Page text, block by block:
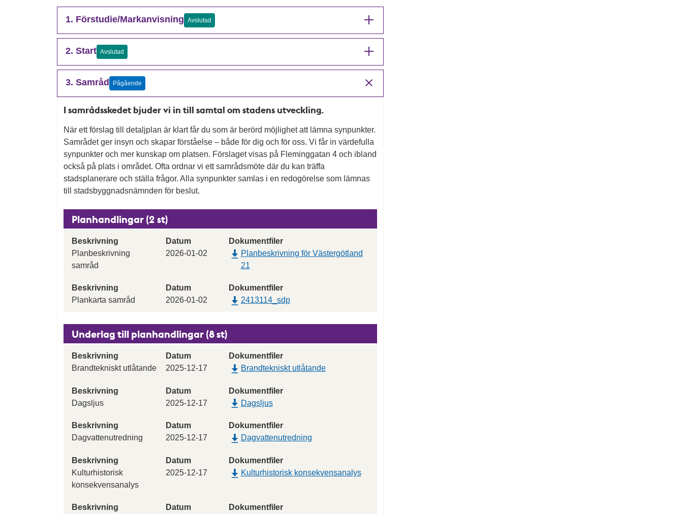
1. Förstudie/Markanvisning Avslutad
2. Start Avslutad
3. Samråd Pågående
I samrådsskedet bjuder vi in till samtal om stadens utveckling.
När ett förslag till detaljplan är klart får du som är berörd möjlighet att lämna synpunkter.
Samrådet ger insyn och skapar förståelse – både för dig och för oss. Vi får in värdefulla
synpunkter och mer kunskap om platsen. Förslaget visas på Fleminggatan 4 och ibland
också på plats i området. Ofta ordnar vi ett samrådsmöte där du kan träffa
stadsplanerare och ställa frågor. Alla synpunkter samlas i en redogörelse som lämnas
till stadsbyggnadsnämnden för beslut.
Planhandlingar (2 st)
Beskrivning
Planbeskrivning
samråd
Datum
2026-01-02
Dokumentfiler
Planbeskrivning för Västergötland
21
Beskrivning
Plankarta samråd
Datum
2026-01-02
Dokumentfiler
2413114_sdp
Underlag till planhandlingar (8 st)
Beskrivning
Brandtekniskt utlåtande
Datum
2025-12-17
Dokumentfiler
Brandtekniskt utlåtande
Beskrivning
Dagsljus
Datum
2025-12-17
Dokumentfiler
Dagsljus
Beskrivning
Dagvattenutredning
Datum
2025-12-17
Dokumentfiler
Dagvattenutredning
Beskrivning
Kulturhistorisk
konsekvensanalys
Datum
2025-12-17
Dokumentfiler
Kulturhistorisk konsekvensanalys
Beskrivning
Datum
Dokumentfiler